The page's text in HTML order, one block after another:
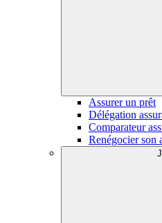
Assurer un prêt
Délégation
Comparateur
Renégocier son